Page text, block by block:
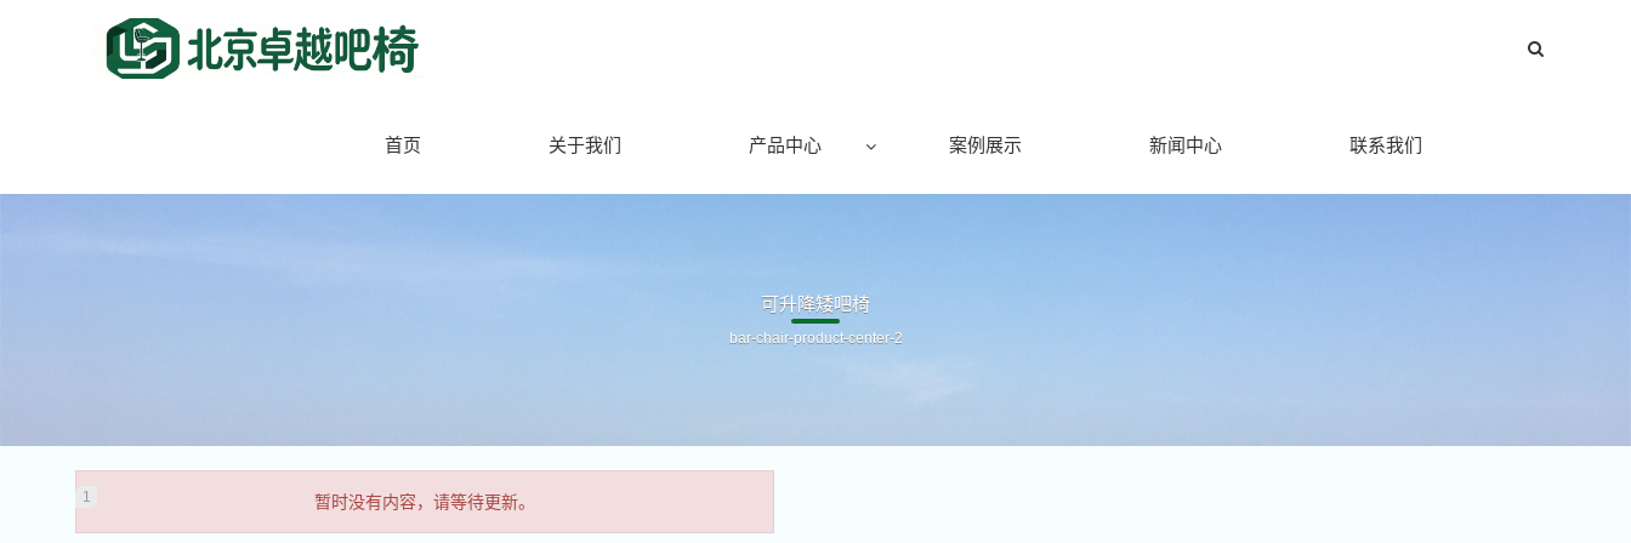
首页 关于我们 产品中心 案例展示 新闻中心 联系我们
可升降矮吧椅
bar-chair-product-center-2
暂时没有内容，请等待更新。